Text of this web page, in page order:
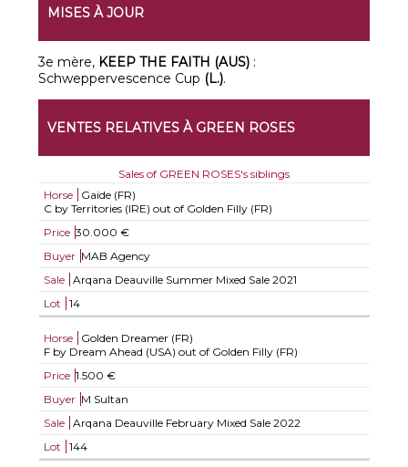
MISES À JOUR
3e mère, KEEP THE FAITH (AUS) :
Schweppervescence Cup (L.).
VENTES RELATIVES À GREEN ROSES
Sales of GREEN ROSES's siblings
Horse
Gaide (FR)
C by Territories (IRE) out of Golden Filly (FR)
Price 30.000 €
Buyer MAB Agency
Sale
Arqana Deauville Summer Mixed Sale 2021
Lot
14
Horse
Golden Dreamer (FR)
F by Dream Ahead (USA) out of Golden Filly (FR)
Price 1.500 €
Buyer M Sultan
Sale
Arqana Deauville February Mixed Sale 2022
Lot
144